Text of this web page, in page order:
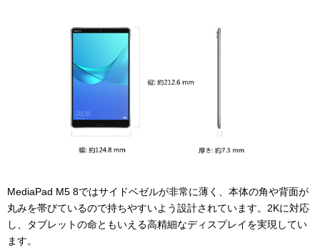
MediaPad M5 8ではサイドベゼルが非常に薄く、本体の角や背面が
丸みを帯びているので持ちやすいよう設計されています。2Kに対応
し、タブレットの命ともいえる高精細なディスプレイを実現してい
ます。